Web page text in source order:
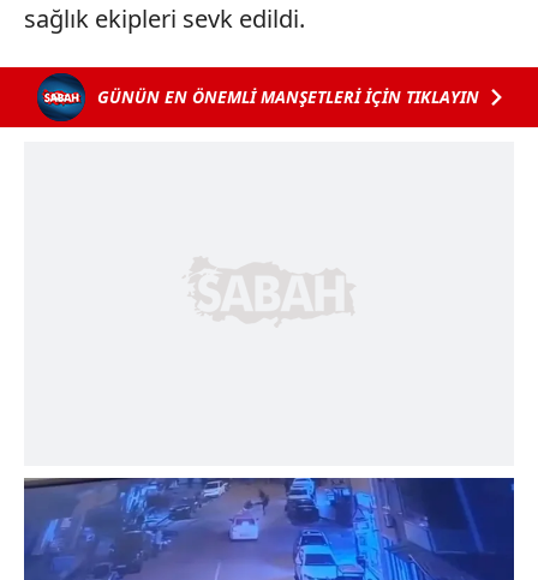
sağlık ekipleri sevk edildi.
GÜNÜN EN ÖNEMLİ MANŞETLERİ İÇİN TIKLAYIN